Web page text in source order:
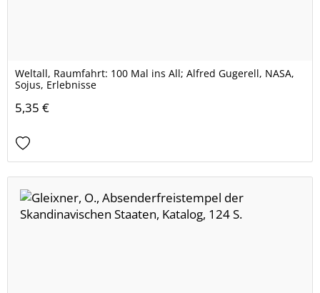
Weltall, Raumfahrt: 100 Mal ins All; Alfred Gugerell, NASA,
Sojus, Erlebnisse
5,35 €